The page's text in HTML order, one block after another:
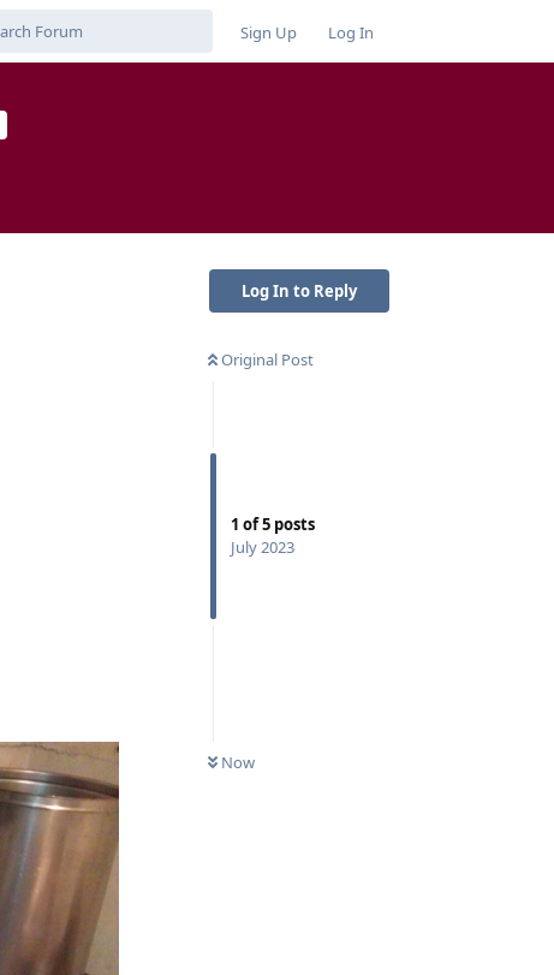
Sign Up Log In
Log In to Reply
Original Post
1 of5 posts
July 2023
Now